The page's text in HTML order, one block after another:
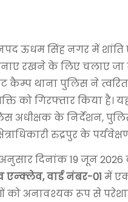
ऊधम सिंह नगर में
रखने के लिए चलाए
कैम्प थाना पुलिस ने
को गिरफ्तार किया है।
अधीक्षक के निर्देशन,
रुद्रपुर के
दिनांक 19 जून 2026
एन्क्लेव, वार्ड नंबर-01 में एक
को अनावश्यक रूप से